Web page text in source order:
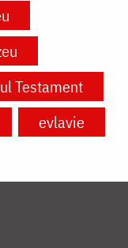
Testament
evlavie